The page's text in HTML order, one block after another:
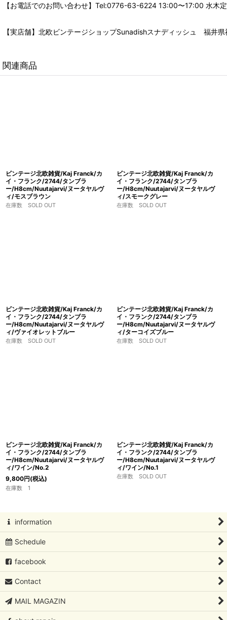
【お電話でのお問い合わせ】Tel:0776-63-6224 13:00〜17:00 水木
【実店舗】北欧ビンテージショップSunadishスナディッシュ 福井
関連商品
ビンテージ北欧雑貨/Kaj Franck/カ
イ・フランク/2744/タンブラ
ー/H8cm/Nuutajarvi/ヌータヤルヴ
ィ/モスブラウン
在庫数 SOLD OUT
ビンテージ北欧雑貨/Kaj Franck/カ
イ・フランク/2744/タンブラ
ー/H8cm/Nuutajarvi/ヌータヤルヴ
ィ/スモークグレー
在庫数 SOLD OUT
ビンテージ北欧雑貨/Kaj Franck/カ
イ・フランク/2744/タンブラ
ー/H8cm/Nuutajarvi/ヌータヤルヴ
ィ/ヴァイオレットブルー
在庫数 SOLD OUT
ビンテージ北欧雑貨/Kaj Franck/カ
イ・フランク/2744/タンブラ
ー/H8cm/Nuutajarvi/ヌータヤルヴ
ィ/ターコイズブルー
在庫数 SOLD OUT
ビンテージ北欧雑貨/Kaj Franck/カ
イ・フランク/2744/タンブラ
ー/H8cm/Nuutajarvi/ヌータヤルヴ
ィ/ワイン/No.2
9,800円(税込)
在庫数 1
ビンテージ北欧雑貨/Kaj Franck/カ
イ・フランク/2744/タンブラ
ー/H8cm/Nuutajarvi/ヌータヤルヴ
ィ/ワイン/No.1
在庫数 SOLD OUT
information
Schedule
facebook
Contact
MAIL MAGAZIN